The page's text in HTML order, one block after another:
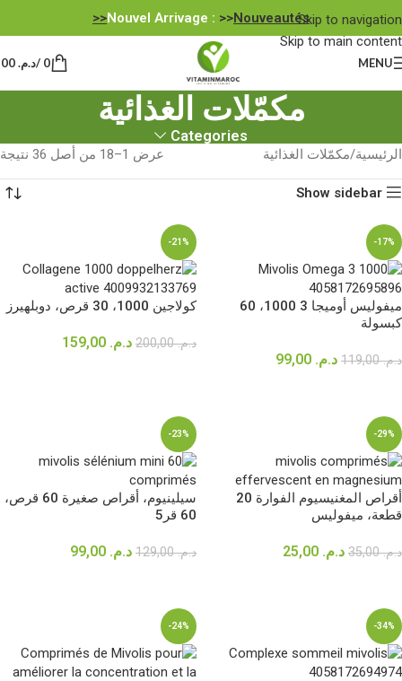
Skip to navigation
Skip to main content
Nouvel Arrivage : >>Nouveautés<<
MENU
0
/د.م.
مكمّلات الغذائية
Categories
الرئيسية مكمّلات الغذائية عرض 1–18 من أصل 36 نتيجة
Show sidebar
-17%
ميفوليس أوميجا 3 1000، 60
كبسولة
د.م.119,00 د.م.
-21%
كولاجين 1000، 30 قرص، دوبلهيرز
د.م.200,00 د.م.
-29%
أقراص المغنيسيوم الفوارة 20
قطعة، ميفوليس
د.م.35,00 د.م.
-23%
سيلينيوم، أقراص صغيرة 60 قرص،
60 قر5
د.م.129,00 د.م.
-34%
-24%